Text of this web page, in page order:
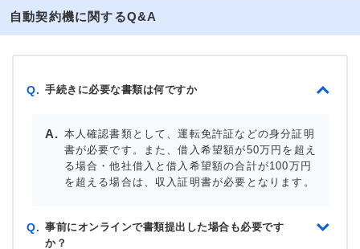
自動契約機に関するQ&A
Q. 手続きに必要な書類は何ですか
本人確認書類として、運転免許証などの身分証明
書が必要です。また、借入希望額が50万円を超え
る場合・他社借入と借入希望額の合計が100万円
を超える場合は、収入証明書が必要となります。
Q. 事前にオンラインで書類提出した場合も必要です
か？